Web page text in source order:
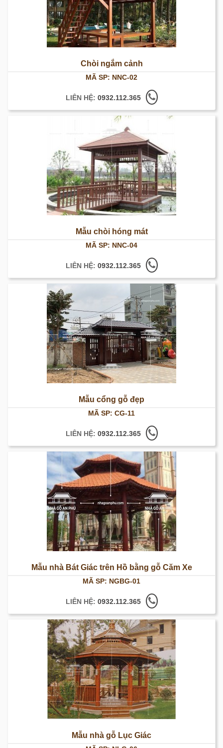
Chòi ngắm cảnh
MÃ SP: NNC-02
LIÊN HỆ: 0932.112.365
Mẫu chòi hóng mát
MÃ SP: NNC-04
LIÊN HỆ: 0932.112.365
Mẫu cổng gỗ đẹp
MÃ SP: CG-11
LIÊN HỆ: 0932.112.365
Mẫu nhà Bát Giác trên Hồ bằng gỗ Căm Xe
MÃ SP: NGBG-01
LIÊN HỆ: 0932.112.365
Mẫu nhà gỗ Lục Giác